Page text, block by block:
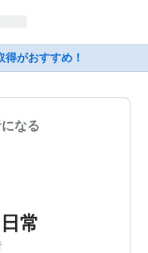
がおすすめ！
なる
常